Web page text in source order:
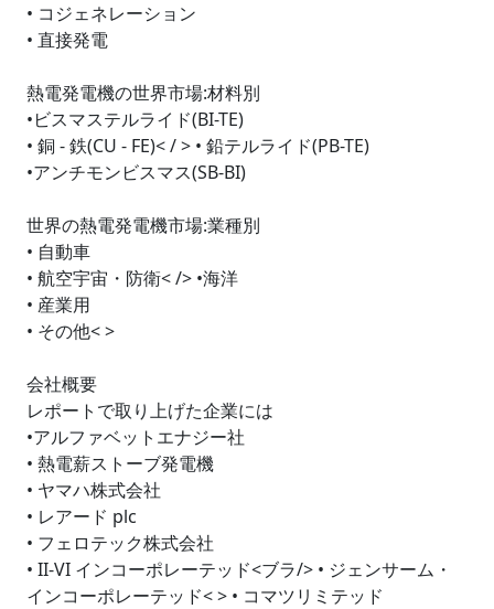
• コジェネレーション
• 直接発電
熱電発電機の世界市場:材料別
•ビスマステルライド(BI-TE)
• 銅 - 鉄(CU - FE)< / > • 鉛テルライド(PB-TE)
•アンチモンビスマス(SB-BI)
世界の熱電発電機市場:業種別
• 自動車
• 航空宇宙・防衛< /> •海洋
• 産業用
• その他< >
会社概要
レポートで取り上げた企業には
•アルファベットエナジー社
• 熱電薪ストーブ発電機
• ヤマハ株式会社
• レアード plc
• フェロテック株式会社
• II-VI インコーポレーテッド<ブラ/> • ジェンサーム・
インコーポレーテッド< > • コマツリミテッド